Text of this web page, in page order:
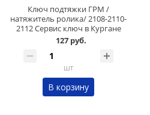
Ключ подтяжки ГРМ /
натяжитель ролика/ 2108-2110-
2112 Сервис ключ в Кургане
127 руб.
шт
В корзину